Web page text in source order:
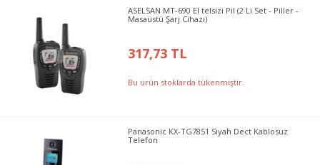
ASELSAN MT-690 El telsizi Pil (2 Li Set - Piller -
Masaüstü Şarj Cihazı)
317,73 TL
Bu ürün stoklarda tükenmiştir.
Panasonic KX-TG7851 Siyah Dect Kablosuz
Telefon